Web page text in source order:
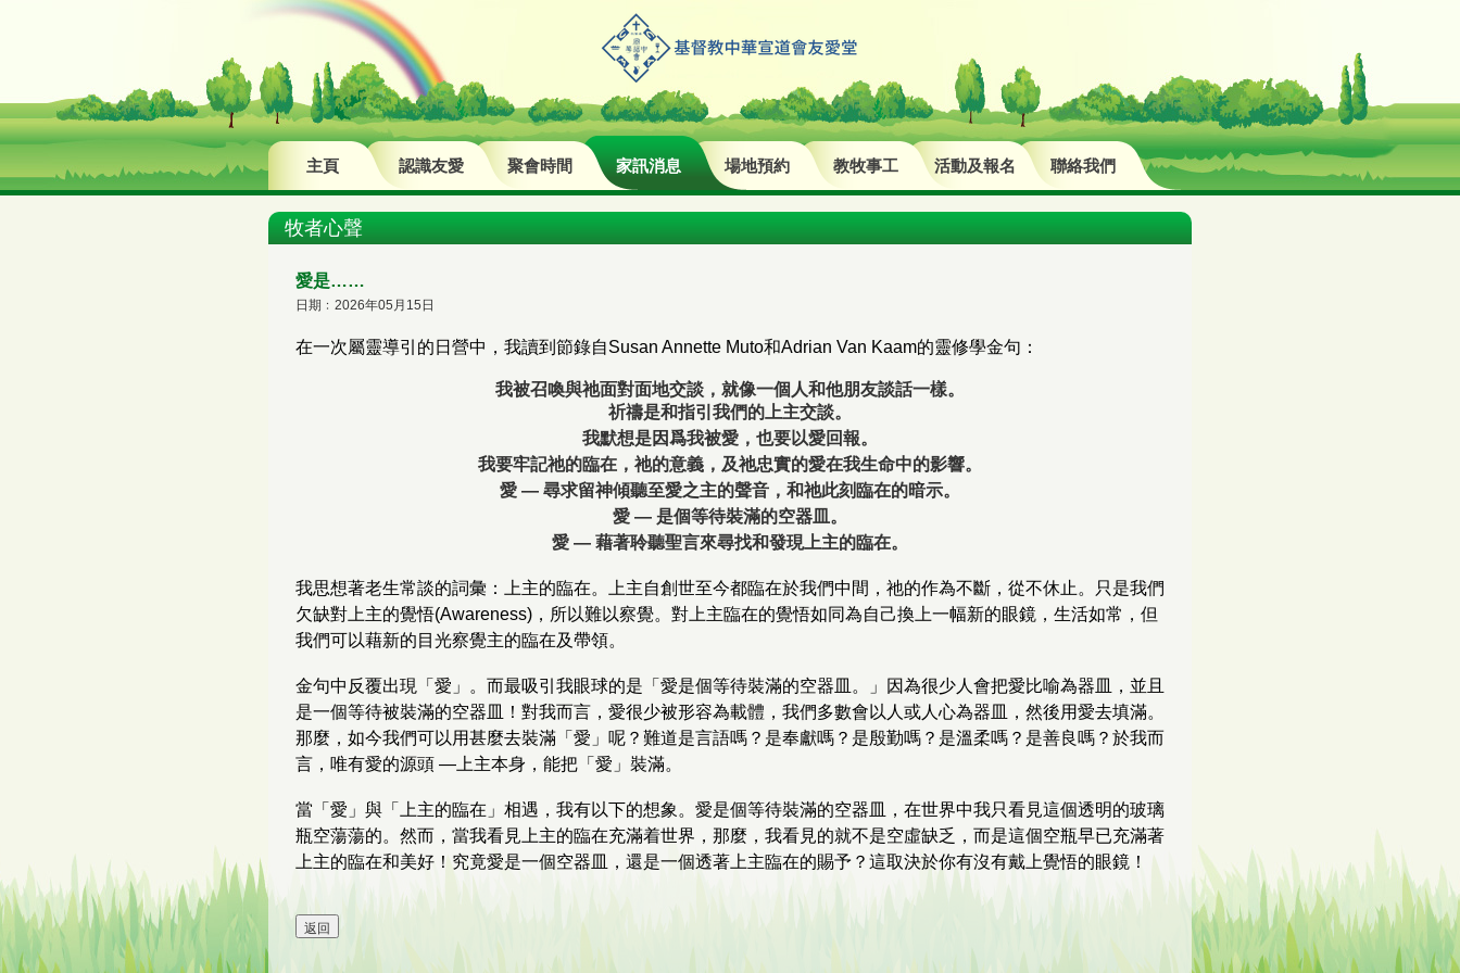
主頁 認識友愛 聚會時間 家訊消息 場地預約 教牧事工 活動及報名 聯絡我們
牧者心聲
愛是……
日期﹕2026年05月15日
在一次屬靈導引的日營中，我讀到節錄自Susan Annette Muto和Adrian Van Kaam的靈修學金句：
我被召喚與祂面對面地交談，就像一個人和他朋友談話一樣。
祈禱是和指引我們的上主交談。
我默想是因爲我被愛，也要以愛回報。
我要牢記祂的臨在，祂的意義，及祂忠實的愛在我生命中的影響。
愛 — 尋求留神傾聽至愛之主的聲音，和祂此刻臨在的暗示。
愛 — 是個等待裝滿的空器皿。
愛 — 藉著聆聽聖言來尋找和發現上主的臨在。
我思想著老生常談的詞彙：上主的臨在。上主自創世至今都臨在於我們中間，祂的作為不斷，從不休止。只是我們
欠缺對上主的覺悟(Awareness)，所以難以察覺。對上主臨在的覺悟如同為自己換上一幅新的眼鏡，生活如常，但
我們可以藉新的目光察覺主的臨在及帶領。
金句中反覆出現「愛」。而最吸引我眼球的是「愛是個等待裝滿的空器皿。」因為很少人會把愛比喻為器皿，並且
是一個等待被裝滿的空器皿！對我而言，愛很少被形容為載體，我們多數會以人或人心為器皿，然後用愛去填滿。
那麼，如今我們可以用甚麼去裝滿「愛」呢？難道是言語嗎？是奉獻嗎？是殷勤嗎？是溫柔嗎？是善良嗎？於我而
言，唯有愛的源頭 —上主本身，能把「愛」裝滿。
當「愛」與「上主的臨在」相遇，我有以下的想象。愛是個等待裝滿的空器皿，在世界中我只看見這個透明的玻璃
瓶空蕩蕩的。然而，當我看見上主的臨在充滿着世界，那麼，我看見的就不是空虛缺乏，而是這個空瓶早已充滿著
上主的臨在和美好！究竟愛是一個空器皿，還是一個透著上主臨在的賜予？這取決於你有沒有戴上覺悟的眼鏡！